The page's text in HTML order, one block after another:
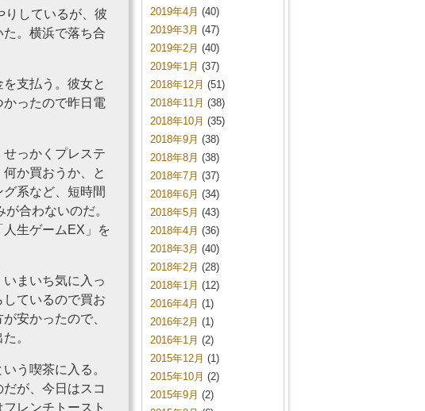
りしているが、彼
。横浜で落ち合
支払う。彼女と
ったので昨日電
っかくプレステ
か買おうか、と
系など、短時間
合わないのだ。
人生ゲームEX」を
まいち気に入っ
ているので買お
安かったので、
。
う喫茶に入る。
が、今日はスコ
レンチトースト
2019年4月 (40)
2019年3月 (47)
2019年2月 (40)
2019年1月 (37)
2018年12月 (51)
2018年11月 (38)
2018年10月 (35)
2018年9月 (38)
2018年8月 (38)
2018年7月 (37)
2018年6月 (34)
2018年5月 (43)
2018年4月 (36)
2018年3月 (40)
2018年2月 (28)
2018年1月 (12)
2016年4月 (1)
2016年2月 (1)
2016年1月 (2)
2015年12月 (1)
2015年10月 (2)
2015年9月 (2)